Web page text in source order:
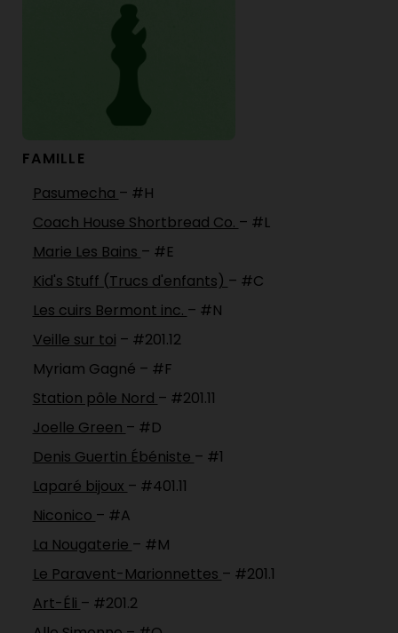
FAMILLE
Pasumecha – #H
Coach House Shortbread Co. – #L
Marie Les Bains – #E
Kid's Stuff (Trucs d'enfants) – #C
Les cuirs Bermont inc. – #N
Veille sur toi – #201.12
Myriam Gagné – #F
Station pôle Nord – #201.11
Joelle Green – #D
Denis Guertin Ébéniste – #1
Laparé bijoux – #401.11
Niconico – #A
La Nougaterie – #M
Le Paravent-Marionnettes – #201.1
Art-Éli – #201.2